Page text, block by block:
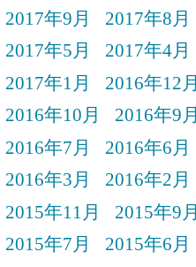
2017年9月
2017年8月
2017年5月
2017年4月
2017年1月
2016年12月
2016年10月
2016年9月
2016年7月
2016年6月
2016年3月
2016年2月
2015年11月
2015年9月
2015年7月
2015年6月